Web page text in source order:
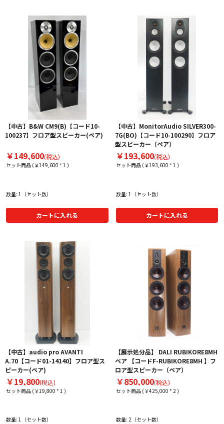
【中古】B&W CM9(B)【コード10-
100237】フロア型スピーカー(ペア)
￥149,600(税込)
セット商品 (￥149,600 * 1 )
数量: 1（セット数）
カートに入れる
【中古】MonitorAudio SILVER300-
7G(BO)【コード10-100290】フロア
型スピーカー（ペア）
￥193,600(税込)
セット商品 (￥193,600 * 1 )
数量: 1（セット数）
カートに入れる
【中古】audio pro AVANTI
A.70【コード01-14140】フロア型ス
ピーカー(ペア)
￥19,800(税込)
セット商品 (￥19,800 * 1 )
数量: 1（セット数）
【展示処分品】 DALI RUBIKORE8MH
ペア 【コードF-RUBIKORE8MH 】フ
ロア型スピーカー（ペア）
￥850,000(税込)
セット商品 (￥425,000 * 2 )
数量: 2（セット数）